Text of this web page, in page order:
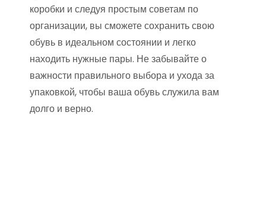
коробки и следуя простым советам по
организации, вы сможете сохранить свою
обувь в идеальном состоянии и легко
находить нужные пары. Не забывайте о
важности правильного выбора и ухода за
упаковкой, чтобы ваша обувь служила вам
долго и верно.